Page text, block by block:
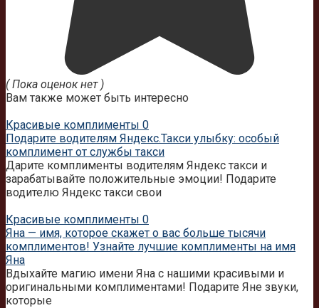
( Пока оценок нет )
Вам также может быть интересно
Красивые комплименты 0
Подарите водителям Яндекс.Такси улыбку: особый
комплимент от службы такси
Дарите комплименты водителям Яндекс такси и
зарабатывайте положительные эмоции! Подарите
водителю Яндекс такси свои
Красивые комплименты 0
Яна — имя, которое скажет о вас больше тысячи
комплиментов! Узнайте лучшие комплименты на имя
Яна
Вдыхайте магию имени Яна с нашими красивыми и
оригинальными комплиментами! Подарите Яне звуки,
которые